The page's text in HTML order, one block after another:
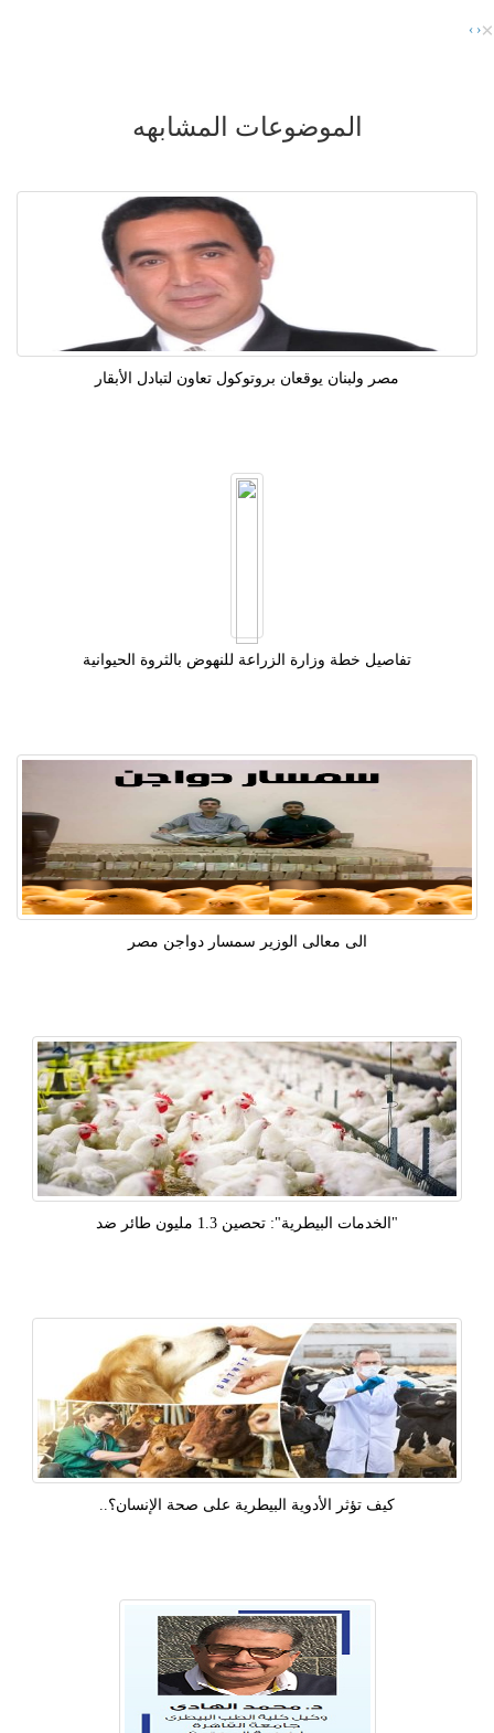
‹
› ×
الموضوعات المشابهه
مصر ولبنان يوقعان بروتوكول تعاون لتبادل الأبقار
تفاصيل خطة وزارة الزراعة للنهوض بالثروة الحيوانية
الى معالى الوزير سمسار دواجن مصر
"الخدمات البيطرية": تحصين 1.3 مليون طائر ضد
كيف تؤثر الأدوية البيطرية على صحة الإنسان؟..